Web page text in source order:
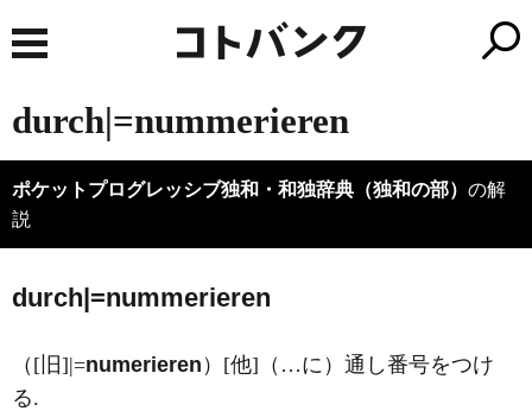
durch|=nummerieren
ポケットプログレッシブ独和・和独辞典（独和の部） の解
説
durch|=nummerieren
（[旧]|=numerieren ）[他]（…に）通し番号をつけ
る.